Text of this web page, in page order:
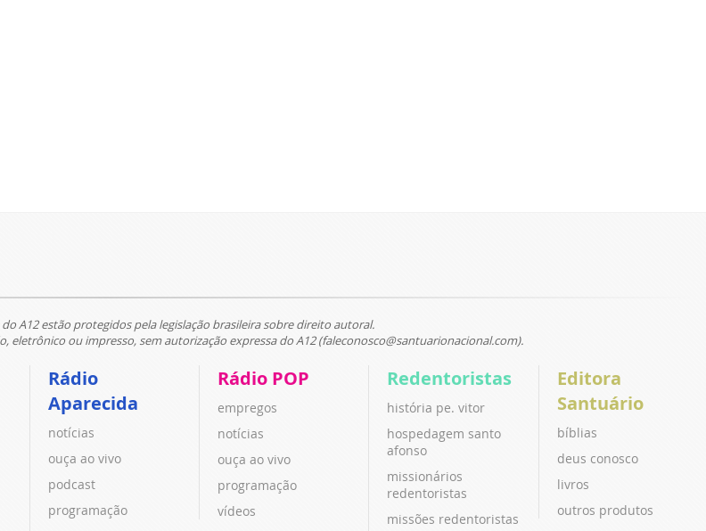
A12 estão protegidos pela legislação brasileira sobre direito autoral.
ou impresso, sem autorização expressa do A12 (faleconosco@santuarionacional.com).
Rádio
Aparecida
notícias
ouça ao vivo
podcast
programação
Rádio POP
empregos
notícias
ouça ao vivo
programação
vídeos
Redentoristas
história pe. vitor
hospedagem santo
afonso
missionários
redentoristas
missões redentoristas
Editora
Santuário
bíblias
deus conosco
livros
outros produtos